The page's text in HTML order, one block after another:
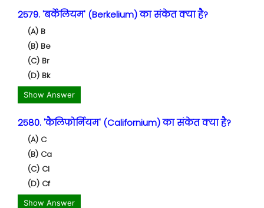
2579. 'बर्केलियम' (Berkelium) का संकेत क्या है?
(A) B
(B) Be
(C) Br
(D) Bk
Show Answer
2580. 'कैलिफ़ोर्नियम' (Californium) का संकेत क्या है?
(A) C
(B) Ca
(C) Cl
(D) Cf
Show Answer